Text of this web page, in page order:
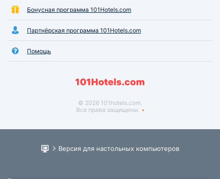
Бонусная программа 101Hotels.com
Партнёрская программа 101Hotels.com
Помощь
© 2026 101hotels.com.
Все права защищены.
Версия для настольных компьютеров